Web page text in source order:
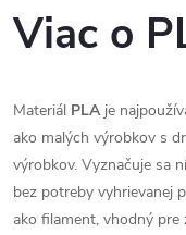
Viac o
Materiál PLAje
ako malých výrobkov s
výrobkov. Vyznačuje sa
bez potreby vyhrievanej
ako filament, vhodný pre